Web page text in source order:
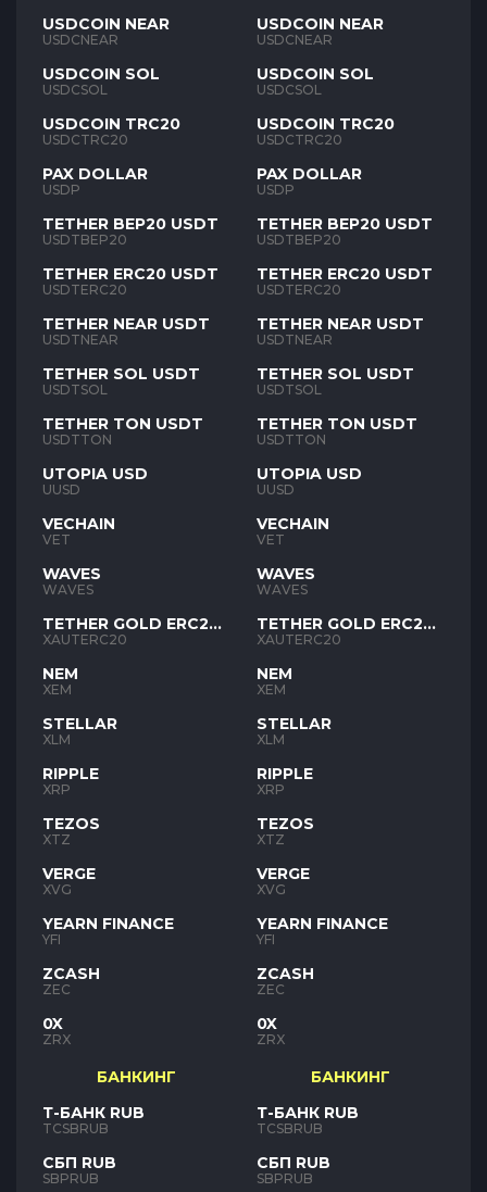
USDCOIN NEAR
USDCNEAR
USDCOIN SOL
USDCSOL
USDCOIN TRC20
USDCTRC20
PAX DOLLAR
USDP
TETHER BEP20 USDT
USDTBEP20
TETHER ERC20 USDT
USDTERC20
TETHER NEAR USDT
USDTNEAR
TETHER SOL USDT
USDTSOL
TETHER TON USDT
USDTTON
UTOPIA USD
UUSD
VECHAIN
VET
WAVES
WAVES
TETHER GOLD ERC20
XAUT
XAUTERC20
NEM
XEM
STELLAR
XLM
RIPPLE
XRP
TEZOS
XTZ
VERGE
XVG
YEARN FINANCE
YFI
ZCASH
ZEC
0X
ZRX
БАНКИНГ
Т-БАНК RUB
TCSBRUB
СБП RUB
SBPRUB
USDCOIN NEAR
USDCNEAR
USDCOIN SOL
USDCSOL
USDCOIN TRC20
USDCTRC20
PAX DOLLAR
USDP
TETHER BEP20 USDT
USDTBEP20
TETHER ERC20 USDT
USDTERC20
TETHER NEAR USDT
USDTNEAR
TETHER SOL USDT
USDTSOL
TETHER TON USDT
USDTTON
UTOPIA USD
UUSD
VECHAIN
VET
WAVES
WAVES
TETHER GOLD ERC20
XAUT
XAUTERC20
NEM
XEM
STELLAR
XLM
RIPPLE
XRP
TEZOS
XTZ
VERGE
XVG
YEARN FINANCE
YFI
ZCASH
ZEC
0X
ZRX
БАНКИНГ
Т-БАНК RUB
TCSBRUB
СБП RUB
SBPRUB